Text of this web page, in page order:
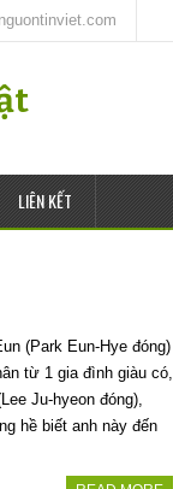
nguontinviet.com
LIÊN KẾT
(Park Eun-Hye đóng)
từ 1 gia đình giàu có,
Ju-hyeon đóng),
hề biết anh này đến